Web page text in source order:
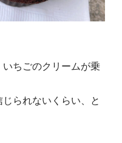
ちごのクリームが乗
られないくらい、と